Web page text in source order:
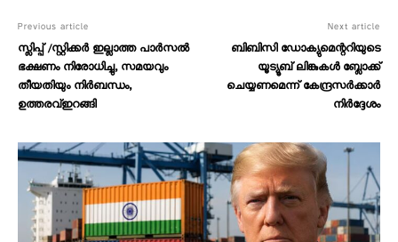
Previous article
സ്ലിപ്പ് /സ്റ്റിക്കർ ഇല്ലാത്ത പാർസൽ
ഭക്ഷണം നിരോധിച്ചു, സമയവും
തീയതിയും നിർബന്ധം,
ഉത്തരവ്ഇറങ്ങി
Next article
ബിബിസി ഡോക്യുമെന്ററിയുടെ
യൂട്യൂബ് ലിങ്കുകള്‍ ബ്ലോക്ക്
ചെയ്യണമെന്ന് കേന്ദ്രസര്‍ക്കാര്‍
നിർദ്ദേശം